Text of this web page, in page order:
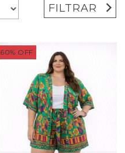
FILTRAR
60% OFF